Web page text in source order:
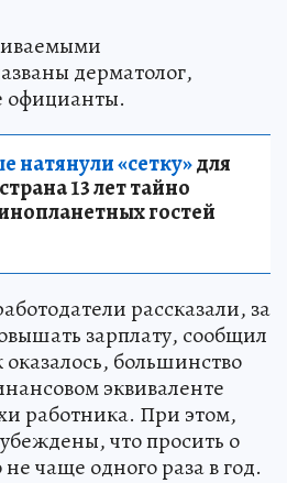
дерматолог,
официанты.
натянули «сетку»для
13 лет тайно
гостей
рассказали, за
зарплату, сообщил
оказалось, большинство
эквиваленте
работника. При этом,
что просить о
чаще одного раза в год.